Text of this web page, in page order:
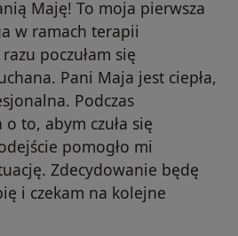
Maję! To moja pierwsza
w ramach terapii
poczułam się
Pani Maja jest ciepła,
Podczas
to, abym czuła się
pomogło mi
Zdecydowanie będę
i czekam na kolejne